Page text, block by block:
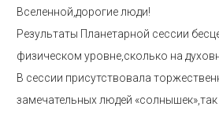
Вселенной,дорогие люди!
Результаты Планетарной сессии
физическом уровне,сколько на
В сессии присутствовала
замечательных людей «солнышек»,так